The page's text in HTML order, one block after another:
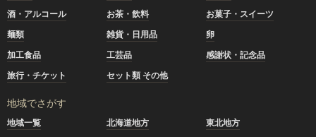
酒・アルコール
お茶・飲料
お菓子・スイーツ
麺類
雑貨・日用品
卵
加工食品
工芸品
感謝状・記念品
旅行・チケット
セット類 その他
地域でさがす
地域一覧 北海道地方
東北地方